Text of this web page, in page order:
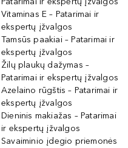
Vitaminas E – Patarimai ir
ekspertų įžvalgos
Tamsūs paakiai – Patarimai ir
ekspertų įžvalgos
Žilų plaukų dažymas –
Patarimai ir ekspertų įžvalgos
Azelaino rūgštis – Patarimai ir
ekspertų įžvalgos
Dieninis makiažas – Patarimai
ir ekspertų įžvalgos
Savaiminio įdegio priemonės